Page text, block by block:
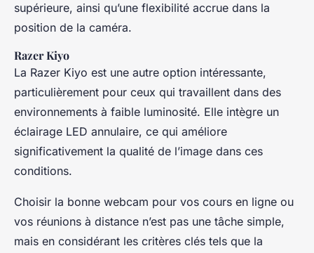
supérieure, ainsi qu’une flexibilité accrue dans la
position de la caméra.
Razer Kiyo
La Razer Kiyo est une autre option intéressante,
particulièrement pour ceux qui travaillent dans des
environnements à faible luminosité. Elle intègre un
éclairage LED annulaire, ce qui améliore
significativement la qualité de l’image dans ces
conditions.
Choisir la bonne webcam pour vos cours en ligne ou
vos réunions à distance n’est pas une tâche simple,
mais en considérant les critères clés tels que la